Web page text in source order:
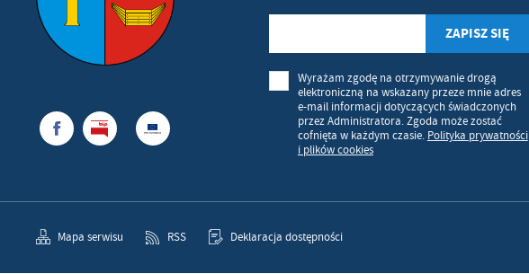
Wyrażam zgodę na otrzymywanie drogą
elektroniczną na wskazany przeze mnie adres
e-mail informacji dotyczących świadczonych
przez Administratora. Zgoda może zostać
cofnięta w każdym czasie. Polityka prywatności
i plików cookies
Mapa serwisu RSS Deklaracja dostępności